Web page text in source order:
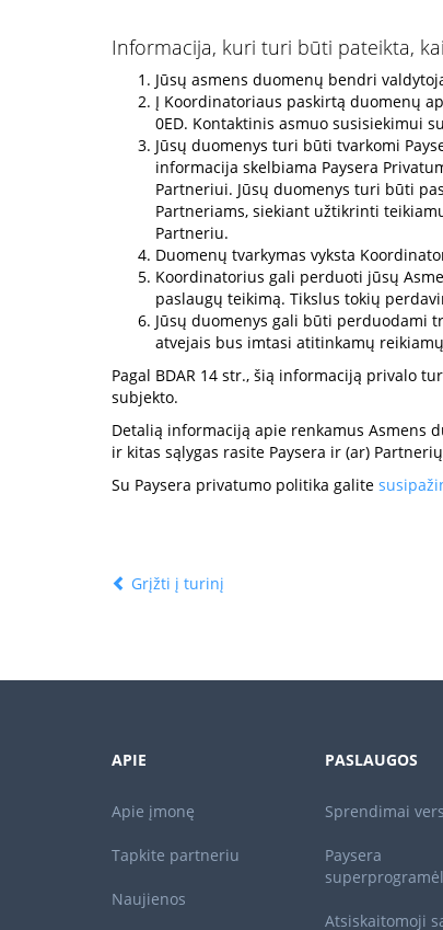
Informacija, kuri turi būti pateikta,
Jūsų asmens duomenų bendri
Į Koordinatoriaus paskirtą duomenų
0ED. Kontaktinis asmuo susisiekimui
Jūsų duomenys turi būti tvarkomi
informacija skelbiama Paysera
Partneriui. Jūsų duomenys turi būti
Partneriams, siekiant užtikrinti
Partneriu.
Duomenų tvarkymas vyksta
Koordinatorius gali perduoti jūsų
paslaugų teikimą. Tikslus tokių
Jūsų duomenys gali būti perduodami
atvejais bus imtasi atitinkamų
Pagal BDAR 14 str., šią informaciją privalo
subjekto.
Detalią informaciją apie renkamus Asmens
ir kitas sąlygas rasite Paysera ir (ar)
Su Paysera privatumo politika galite
Grįžti į turinį
APIE
Apie įmonę
Tapkite partneriu
Naujienos
PASLAUGOS
Sprendimai
Paysera
Atsiskaitomoji